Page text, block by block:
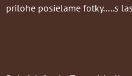
prilohe posielame fotky.....s